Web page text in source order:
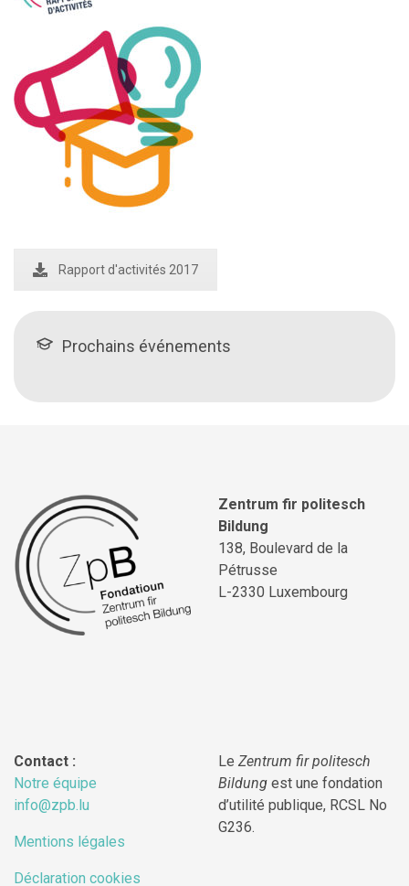
Rapport d'activités 2017
Prochains événements
Zentrum fir politesch
Bildung
138, Boulevard de la
Pétrusse
L-2330 Luxembourg
Contact :
Notre équipe
info@zpb.lu
Mentions légales
Déclaration cookies
Le Zentrum fir politesch
Bildung est une fondation
d’utilité publique, RCSL No
G236.